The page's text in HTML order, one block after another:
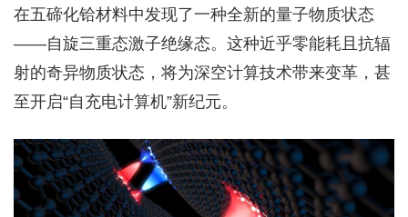
在五碲化铪材料中发现了一种全新的量子物质状态
——自旋三重态激子绝缘态。这种近乎零能耗且抗辐
射的奇异物质状态，将为深空计算技术带来变革，甚
至开启“自充电计算机”新纪元。